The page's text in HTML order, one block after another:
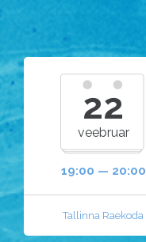
22
veebruar
19:00 — 20:00
Tallinna Raekoda